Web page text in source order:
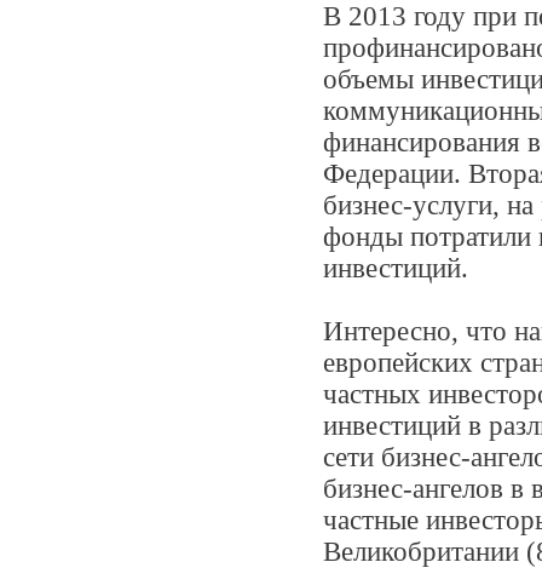
В 2013 году при
объемы
финансирования
Федерации.
бизнес-услуги,
фонды потратили
инвестиций.
Интересно, что
европейских
частных
инвестиций в
сети бизнес-
бизнес-ангелов
частные
Великобритании